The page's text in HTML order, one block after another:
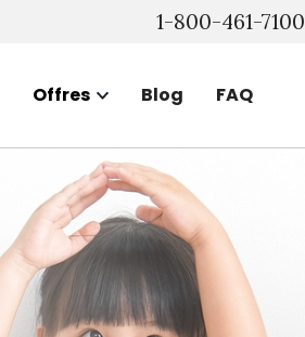
1-800-461-7100
Offres Blog FAQ